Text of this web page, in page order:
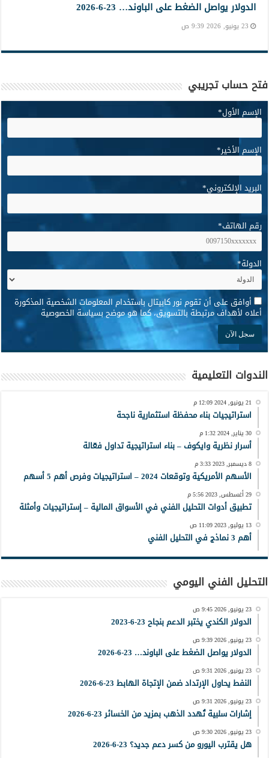
الدولار يواصل الضغط على الباوند… 23-6-2026
23 يونيو, 2026 9:39 ص
فتح حساب تجريبي
الإسم الأول*
الإسم الأخير*
البريد الإلكتروني*
رقم الهاتف*
الدولة*
* أوافق على أن تقوم نور كابيتال باستخدام المعلومات الشخصية المذكورة
أعلاه لأهداف مرتبطة بالتسويق، كما هو موضح بسياسة الخصوصية
الندوات التعليمية
21 يونيو, 2024 12:09 م
استراتيجيات بناء محفظة استثمارية ناجحة
30 يناير, 2024 1:32 م
أسرار نظرية وايكوف – بناء استراتيجية تداول فعّالة
8 ديسمبر, 2023 3:33 م
الأسهم الأمريكية وتوقعات 2024 – استراتيجيات وفرص أهم 5 أسهم
29 أغسطس, 2023 5:56 م
تطبيق أدوات التحليل الفني في الأسواق المالية – إستراتيجيات وأمثلة
13 يوليو, 2023 11:09 ص
أهم 3 نماذج في التحليل الفني
التحليل الفني اليومي
23 يونيو, 2026 9:45 ص
الدولار الكندي يختبر الدعم بنجاح 23-6-2023
23 يونيو, 2026 9:39 ص
الدولار يواصل الضغط على الباوند… 23-6-2026
23 يونيو, 2026 9:31 ص
النفط يحاول الإرتداد ضمن الإتجاة الهابط 23-6-2026
23 يونيو, 2026 9:31 ص
إشارات سلبية تُهدد الذهب بمزيد من الخسائر 23-6-2026
23 يونيو, 2026 9:30 ص
هل يقترب اليورو من كسر دعم جديد؟ 23-6-2026